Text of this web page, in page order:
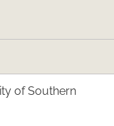
of Southern